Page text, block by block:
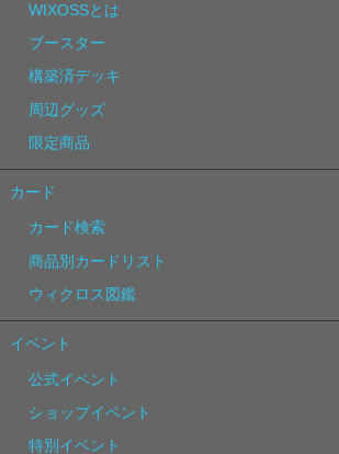
WIXOSSとは
ブースター
構築済デッキ
周辺グッズ
限定商品
カード
カード検索
商品別カードリスト
ウィクロス図鑑
イベント
公式イベント
ショップイベント
特別イベント